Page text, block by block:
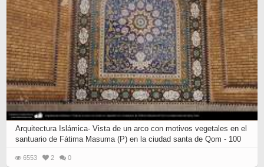
Arquitectura Islámica- Vista de un arco con motivos vegetales en el
santuario de Fátima Masuma (P) en la ciudad santa de Qom - 100
6553 2 0